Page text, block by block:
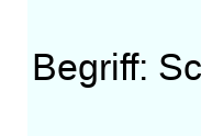
Begriff: